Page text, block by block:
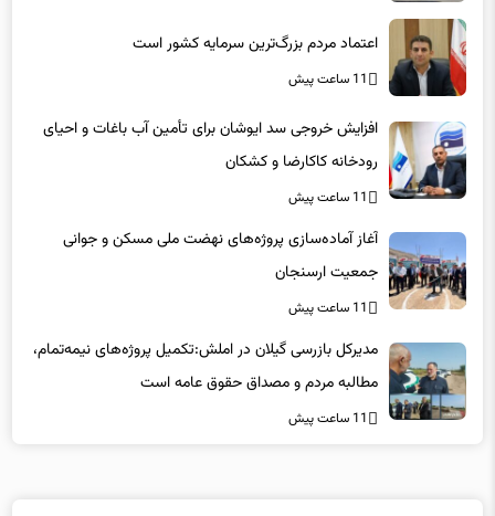
11 ساعت پیش
رودخانه‌ کاکارضا و کشکان
11 ساعت پیش
آغاز آماده‌سازی پروژه‌های نهضت ملی مسکن و جوانی
جمعیت ارسنجان
11 ساعت پیش
مدیرکل بازرسی گیلان در املش:تکمیل پروژه‌های نیمه‌تمام،
مطالبه مردم و مصداق حقوق عامه است
11 ساعت پیش